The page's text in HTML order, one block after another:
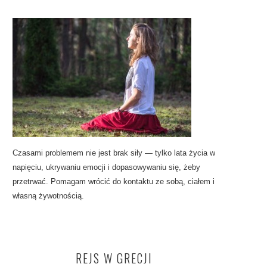
Czasami problemem nie jest brak siły — tylko lata życia w
napięciu, ukrywaniu emocji i dopasowywaniu się, żeby
przetrwać. Pomagam wrócić do kontaktu ze sobą, ciałem i
własną żywotnością.
REJS W GRECJI